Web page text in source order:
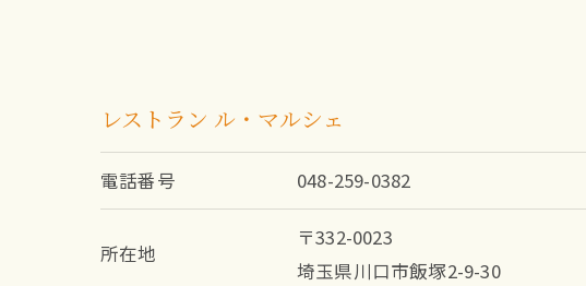
レストラン ル・マルシェ
電話番号 048-259-0382
所在地
〒332-0023
埼玉県川口市飯塚2-9-30